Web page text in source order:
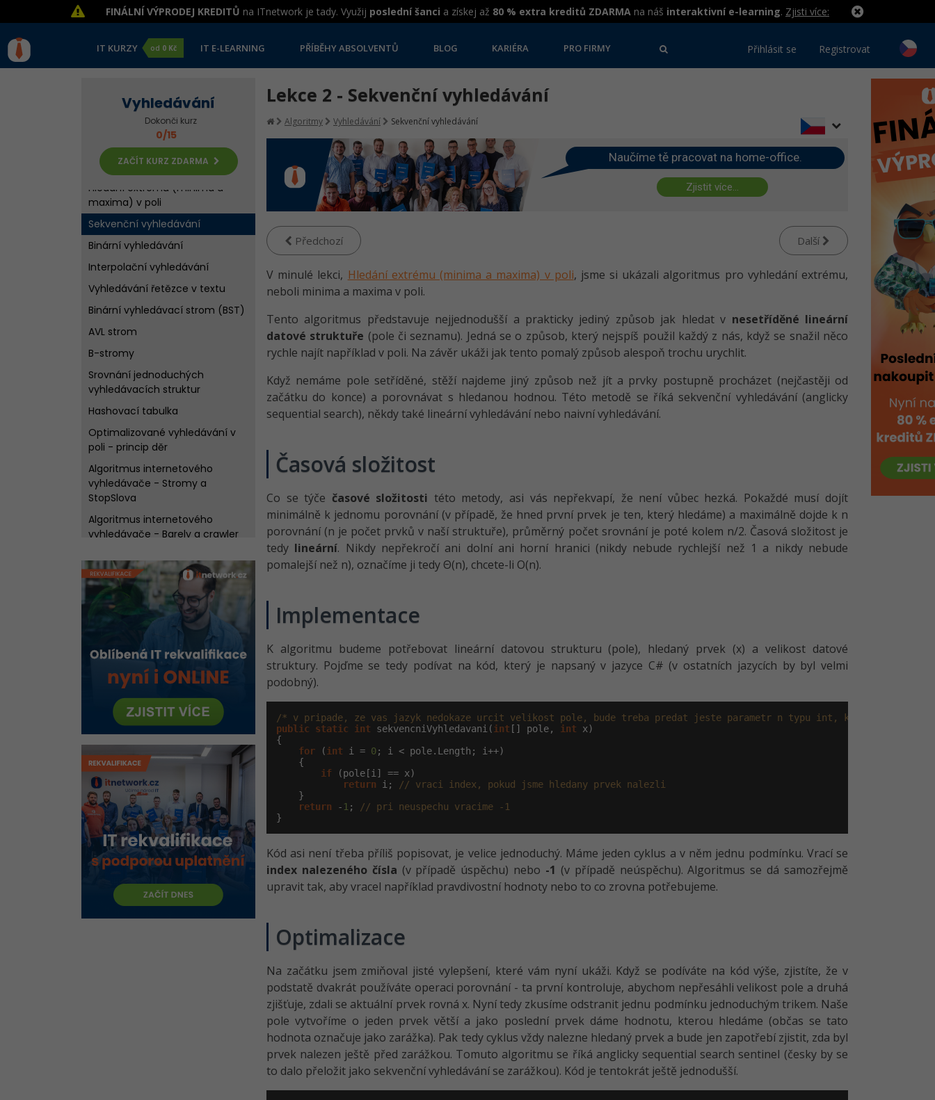
FINÁLNÍ VÝPRODEJ KREDITŮ na ITnetwork je tady. Využij poslední šanci a získej až 80 % extra kreditů ZDARMA na náš interaktivní e-learning. Zjisti více:
IT KURZY od 0 Kč IT E-LEARNING PŘÍBĚHY ABSOLVENTŮ BLOG KARIÉRA PRO FIRMY Přihlásit se Registrovat
Vyhledávání
Dokonči kurz
0/15
ZAČÍT KURZ ZDARMA
Hledání extrému (minima a
maxima) v poli
Sekvenční vyhledávání
Binární vyhledávání
Interpolační vyhledávání
Vyhledávání řetězce v textu
Binární vyhledávací strom (BST)
AVL strom
B-stromy
Srovnání jednoduchých
vyhledávacích struktur
Hashovací tabulka
Optimalizované vyhledávání v
poli - princip děr
Algoritmus internetového
vyhledávače - Stromy a
StopSlova
Algoritmus internetového
vyhledávače - Barely a crawler
vyhledávače - Indexace a
kanonizace
Algoritmus internetového
vyhledávače - Třídění a
Lekce 2 - Sekvenční vyhledávání
Algoritmy Vyhledávání Sekvenční vyhledávání
Naučíme tě pracovat na home-office.
Zjistit více...
Předchozí Další
V minulé lekci, Hledání extrému (minima a maxima) v poli, jsme si ukázali algoritmus pro vyhledání extrému,
neboli minima a maxima v poli.
Tento algoritmus představuje nejjednodušší a prakticky jediný způsob jak hledat v nesetříděné lineární
datové struktuře (pole či seznamu). Jedná se o způsob, který nejspíš použil každý z nás, když se snažil něco
rychle najít například v poli. Na závěr ukáži jak tento pomalý způsob alespoň trochu urychlit.
Když nemáme pole setříděné, stěží najdeme jiný způsob než jít a prvky postupně procházet (nejčastěji od
začátku do konce) a porovnávat s hledanou hodnou. Této metodě se říká sekvenční vyhledávání (anglicky
sequential search), někdy také lineární vyhledávání nebo naivní vyhledávání.
Časová složitost
Co se týče časové složitosti této metody, asi vás nepřekvapí, že není vůbec hezká. Pokaždé musí dojít
minimálně k jednomu porovnání (v případě, že hned první prvek je ten, který hledáme) a maximálně dojde k n
porovnání (n je počet prvků v naší struktuře), průměrný počet srovnání je poté kolem n/2. Časová složitost je
tedy lineární. Nikdy nepřekročí ani dolní ani horní hranici (nikdy nebude rychlejší než 1 a nikdy nebude
pomalejší než n), označíme ji tedy Θ(n), chcete-li O(n).
Implementace
K algoritmu budeme potřebovat lineární datovou strukturu (pole), hledaný prvek (x) a velikost datové
struktury. Pojďme se tedy podívat na kód, který je napsaný v jazyce C# (v ostatních jazycích by byl velmi
podobný).
/* v pripade, ze vas jazyk nedokaze urcit velikost pole, bude treba predat jeste parametr n typu int, ktery bude
public
static int sekvencniVyhledavani(int [] pole, int x)
{
for (int i = 0; i < pole.Length; i++)
    {
if (pole[i] == x)
return i;
// vraci index, pokud jsme hledany prvek nalezli
    }
return - 1 ;
// pri neuspechu vracime -1
}
Kód asi není třeba příliš popisovat, je velice jednoduchý. Máme jeden cyklus a v něm jednu podmínku. Vrací se
index nalezeného čísla (v případě úspěchu) nebo -1 (v případě neúspěchu). Algoritmus se dá samozřejmě
upravit tak, aby vracel například pravdivostní hodnoty nebo to co zrovna potřebujeme.
Optimalizace
Na začátku jsem zmiňoval jisté vylepšení, které vám nyní ukáži. Když se podíváte na kód výše, zjistíte, že v
podstatě dvakrát používáte operaci porovnání - ta první kontroluje, abychom nepřesáhli velikost pole a druhá
zjišťuje, zdali se aktuální prvek rovná x. Nyní tedy zkusíme odstranit jednu podmínku jednoduchým trikem. Naše
pole vytvoříme o jeden prvek větší a jako poslední prvek dáme hodnotu, kterou hledáme (občas se tato
hodnota označuje jako zarážka). Pak tedy cyklus vždy nalezne hledaný prvek a bude jen zapotřebí zjistit, zda byl
prvek nalezen ještě před zarážkou. Tomuto algoritmu se říká anglicky sequential search sentinel (česky by se
to dalo přeložit jako sekvenční vyhledávání se zarážkou). Kód je tentokrát ještě jednodušší.